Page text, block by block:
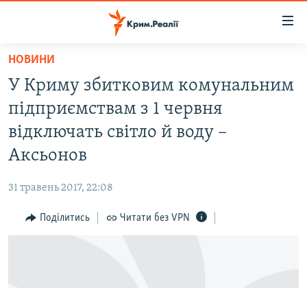
Перейти
основного
матеріалу
Перейти
до
основної
Перейти
пошуку
ВОДА.КРИМ
ВІДЕО ТА ФОТО
ПОЛІТИКА
ПОГЛЯД
ІНТЕРВ'Ю
НОВИНИ
У Криму збитковим комунальним
підприємствам з 1 червня
відключать світло й воду –
Аксьонов
31 травень 2017, 22:08
Поділитись Читати без VPN